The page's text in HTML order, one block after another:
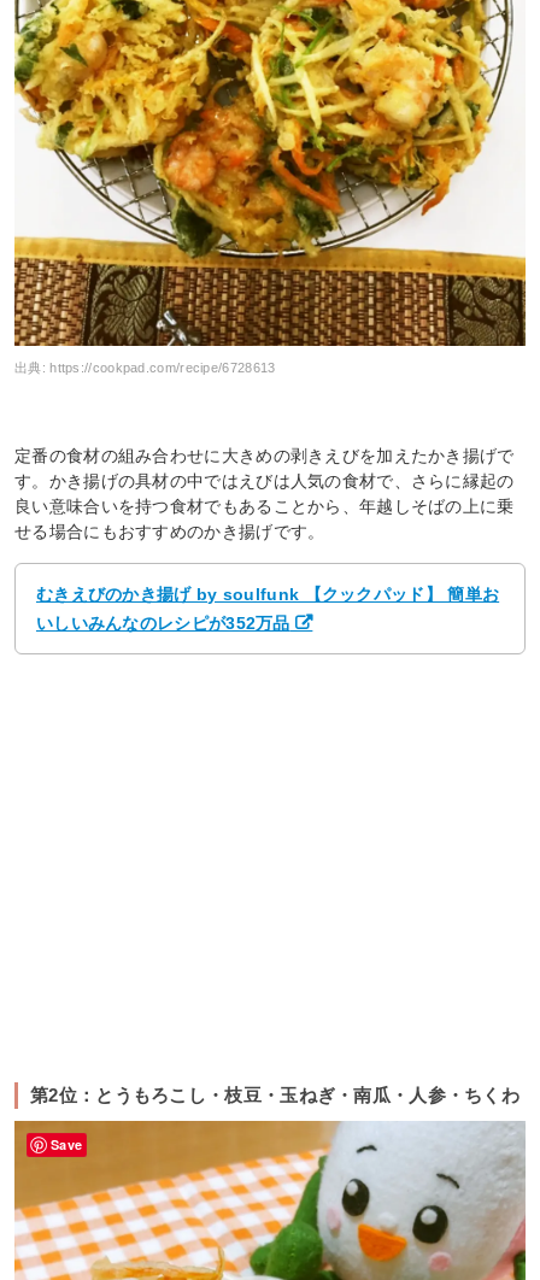
出典:https://cookpad.com/recipe/6728613
定番の食材の組み合わせに大きめの剥きえびを加えたかき揚げで
す。かき揚げの具材の中ではえびは人気の食材で、さらに縁起の
良い意味合いを持つ食材でもあることから、年越しそばの上に乗
せる場合にもおすすめのかき揚げです。
むきえびのかき揚げ by soulfunk 【クックパッド】 簡単お
いしいみんなのレシピが352万品
第2位：とうもろこし・枝豆・玉ねぎ・南瓜・人参・ちくわ
Save